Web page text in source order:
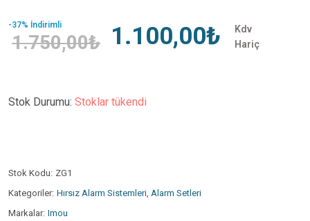
-37% İndirimli
1.750,00₺ 1.100,00₺
Kdv
Hariç
Stok Durumu: Stoklar tükendi
Stok Kodu: ZG1
Kategoriler: Hırsız Alarm Sistemleri Alarm Setleri
Markalar: Imou